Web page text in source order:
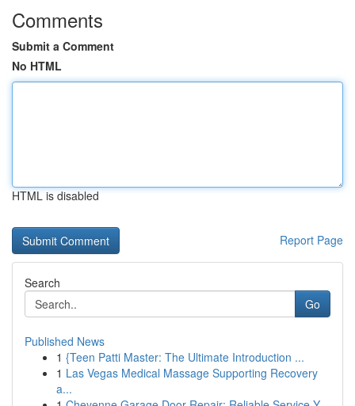
Comments
Submit a Comment
No HTML
HTML is disabled
Report Page
Search
Go
Published News
1 {Teen Patti Master: The Ultimate Introduction ...
1 Las Vegas Medical Massage Supporting Recovery
a...